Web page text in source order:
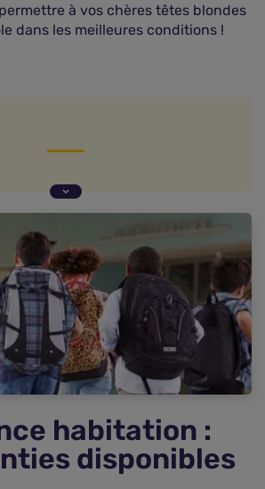
à vos chères têtes blondes
dans les meilleures conditions !
extrascolaire, à quoi ça sert ?
habitation, assurance
sur l'assurance scolaire et
habitation :
disponibles